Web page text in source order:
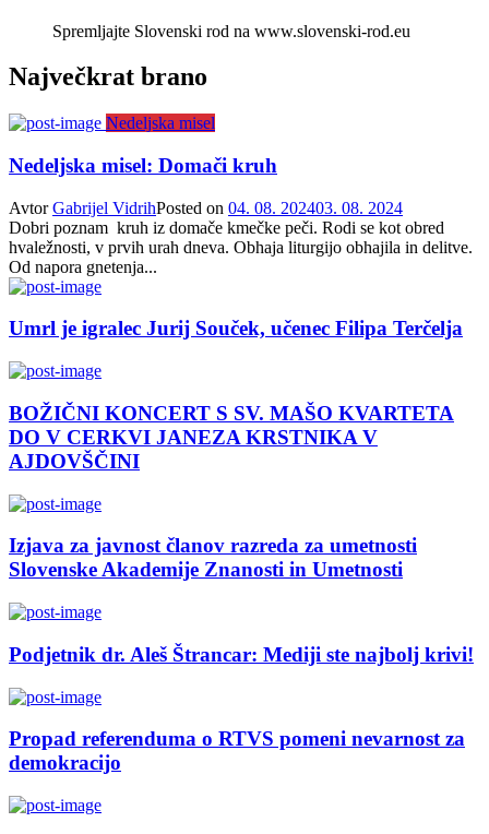
Spremljajte Slovenski rod na www.slovenski-rod.eu
Največkrat brano
Nedeljska misel
Nedeljska misel: Domači kruh
AvtorGabrijel VidrihPosted on 04. 08. 202403. 08. 2024
Dobri poznam kruh iz domače kmečke peči. Rodi se kot obred
hvaležnosti, v prvih urah dneva. Obhaja liturgijo obhajila in delitve.
Od napora gnetenja...
Umrl je igralec Jurij Souček, učenec Filipa Terčelja
BOŽIČNI KONCERT S SV. MAŠO KVARTETA
DO V CERKVI JANEZA KRSTNIKA V
AJDOVŠČINI
Izjava za javnost članov razreda za umetnosti
Slovenske Akademije Znanosti in Umetnosti
Podjetnik dr. Aleš Štrancar: Mediji ste najbolj krivi!
Propad referenduma o RTVS pomeni nevarnost za
demokracijo